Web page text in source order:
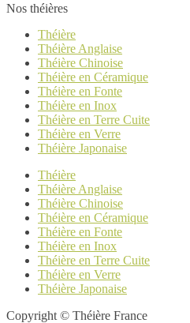
Nos théières
Théière
Théière Anglaise
Théière Chinoise
Théière en Céramique
Théière en Fonte
Théière en Inox
Théière en Terre Cuite
Théière en Verre
Théière Japonaise
Théière
Théière Anglaise
Théière Chinoise
Théière en Céramique
Théière en Fonte
Théière en Inox
Théière en Terre Cuite
Théière en Verre
Théière Japonaise
Copyright © Théière France